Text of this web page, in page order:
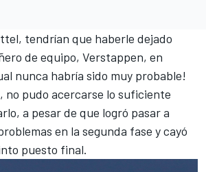
tendrían que haberle dejado
de equipo, Verstappen, en
nunca habría sido muy probable!
no pudo acercarse lo suficiente
a pesar de que logró pasar a
en la segunda fase y cayó
puesto final.